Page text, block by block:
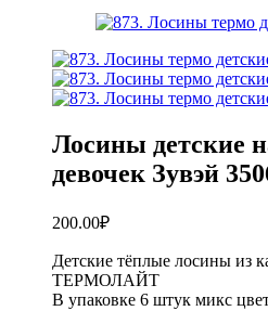
Лосины детские
девочек Зувэй
200.00₽
Детские тёплые лосины из
ТЕРМОЛАЙТ
В упаковке 6 штук микс